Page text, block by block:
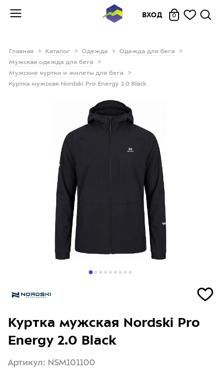
ВХОД 0
Главная Каталог Одежда
Одежда для бега
Мужская одежда для бега
Мужские куртки и жилеты для бега
Куртка мужская Nordski Pro Energy 2.0 Black
Куртка мужская Nordski Pro
Energy 2.0 Black
Артикул: NSM101100